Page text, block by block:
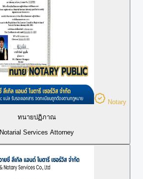
Notary
ทนายปฏิภาณ
Notarial Services Attorney